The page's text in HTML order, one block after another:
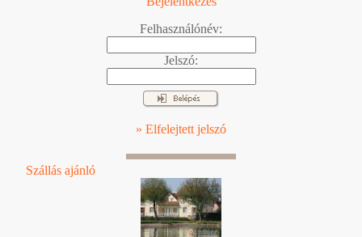
Felhasználónév:
Jelszó:
» Elfelejtett jelszó
Szállás ajánló